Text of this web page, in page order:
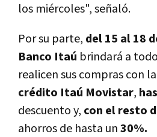
los miércoles", señaló.
Por su parte, del 15 al 18
Banco Itaú brindará a
realicen sus compras con la
crédito Itaú Movistar,
descuento y, con el resto
ahorros de hasta un30%.